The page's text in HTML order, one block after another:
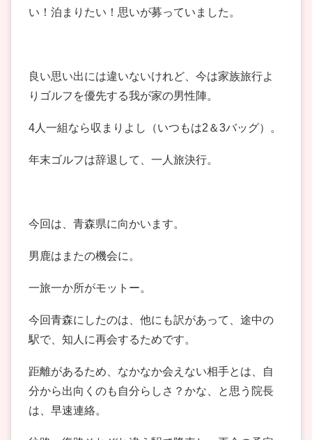
い！泊まりたい！思いが募っていました。
良い思い出には違いないけれど、今は家族旅行よ
りゴルフを優先する我が家の男性陣。
4人一組なら収まりよし（いつもは2＆3バッグ）。
年末ゴルフは辞退して、一人旅決行。
今回は、青森県に向かいます。
男鹿はまたの機会に。
一旅一か所がモットー。
今回青森にしたのは、他にも訳があって、途中の
駅で、知人に再会するためです。
距離があるため、なかなか会えない相手とは、自
分から出向くのも自分らしさ？かな、と思う院長
は、早速連絡。